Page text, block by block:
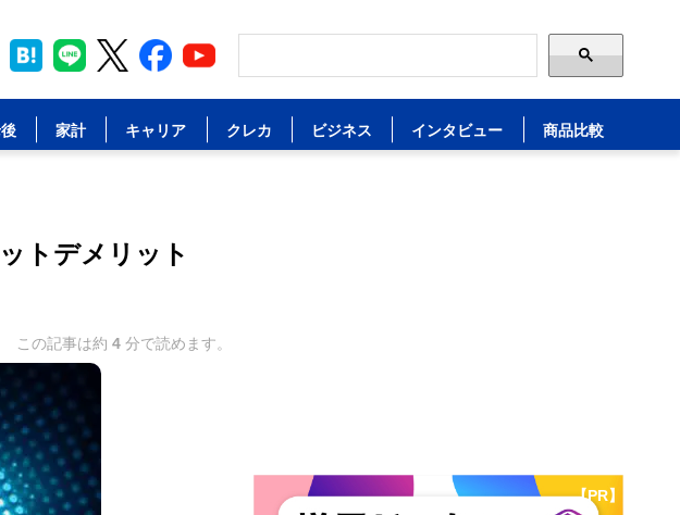
家計 キャリア クレカ ビジネス インタビュー 商品比較
トデメリット
この記事は約 4 分で読めます。
【PR】